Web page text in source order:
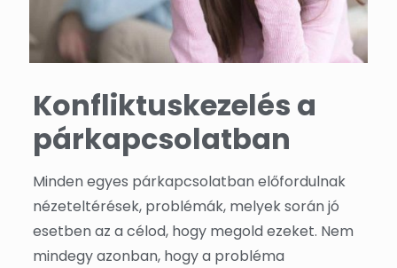
Konfliktuskezelés a
párkapcsolatban
Minden egyes párkapcsolatban előfordulnak
nézeteltérések, problémák, melyek során jó
esetben az a célod, hogy megold ezeket. Nem
mindegy azonban, hogy a probléma